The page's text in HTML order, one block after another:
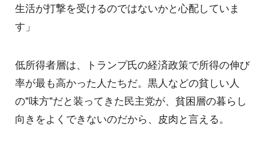
生活が打撃を受けるのではないかと心配していま
す」
低所得者層は、トランプ氏の経済政策で所得の伸び
率が最も高かった人たちだ。黒人などの貧しい人
の"味方"だと装ってきた民主党が、貧困層の暮らし
向きをよくできないのだから、皮肉と言える。